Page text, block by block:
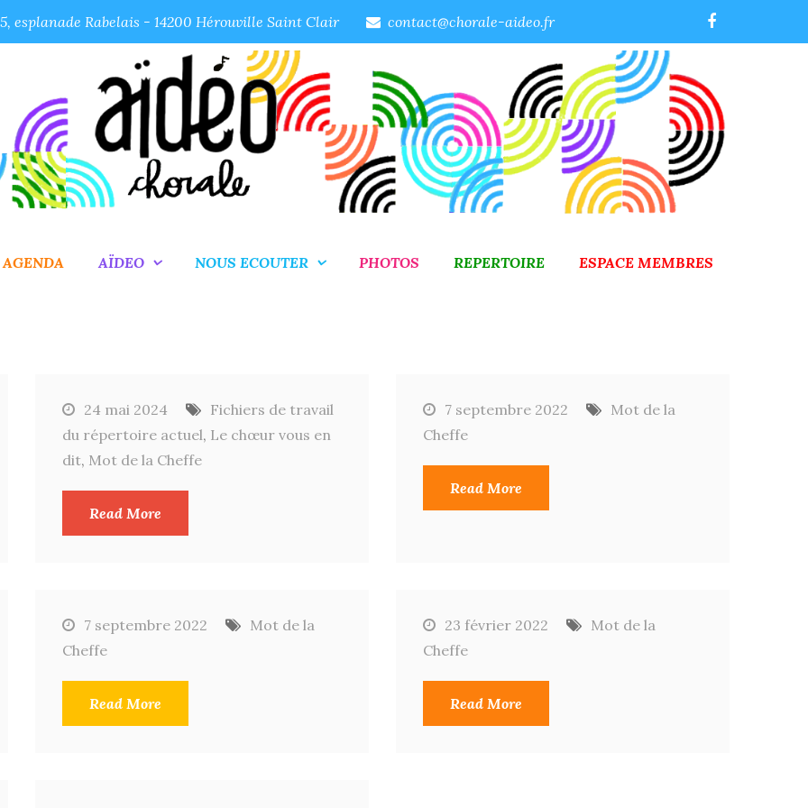
esplanade Rabelais - 14200 Hérouville Saint Clair contact@chorale-aideo.fr
AGENDA AÏDEO NOUS ECOUTER PHOTOS REPERTOIRE ESPACE MEMBRES
24 mai 2024
Fichiers de travail
du répertoire actuel, Le chœur vous en
dit, Mot de la Cheffe
Read More
7 septembre 2022
Mot de la
Cheffe
Read More
7 septembre 2022
Mot de la
Cheffe
Read More
23 février 2022
Mot de la
Cheffe
Read More